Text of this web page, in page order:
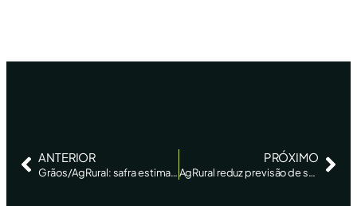
ANTERIOR
Grãos/AgRural: safra estimada 2021/22 de soja cai de 145,4 mi de t para ainda recorde de 144,7 mi de t
PRÓXIMO
AgRural reduz previsão de safra de soja do Brasil para 133,4 mi t – Reuters News